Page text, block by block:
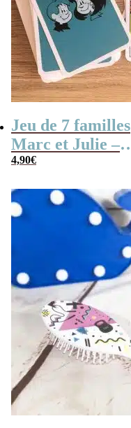
Jeu de 7 familles
Marc et Julie –
Les meilleures
4,90€